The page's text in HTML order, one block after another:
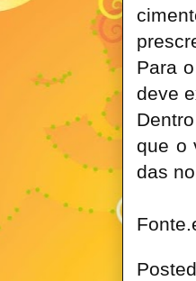
Para
deve
que o
das